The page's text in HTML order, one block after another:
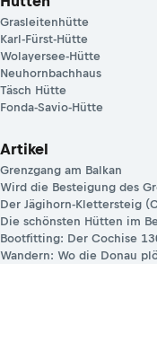
Grasleitenhütte
Karl-Fürst-Hütte
Wolayersee-Hütte
Neuhornbachhaus
Täsch Hütte
Fonda-Savio-Hütte
Artikel
Grenzgang am Balkan
Wird die Besteigung des
Der Jägihorn-Klettersteig
Die schönsten Hütten im
Bootfitting: Der Cochise
Wandern: Wo die Donau